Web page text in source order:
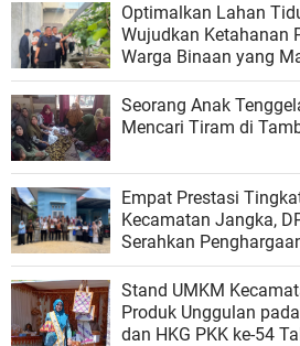
Optimalkan Lahan
Wujudkan Ketahanan
Warga Binaan yang
Seorang Anak
Mencari Tiram di
Empat Prestasi
Kecamatan Jangka,
Serahkan
Kader Berprestasi
Stand UMKM
Produk Unggulan
dan HKG PKK ke-54